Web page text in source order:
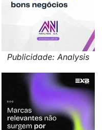
Publicidade: Analysis